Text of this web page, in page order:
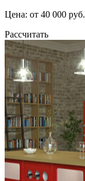
Цена: от 40 000 руб.
Рассчитать